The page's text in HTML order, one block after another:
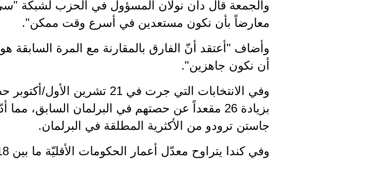
والجمعة قال دان نولان المسؤول في الحزب لشبكة "سي
معارضاً بأن نكون مستعدين في أسرع وقت ممكن".
وأضاف "أعتقد أنّ الفارق بالمقارنة مع المرة السابقة هو
أن نكون جاهزين".
بزيادة 26 مقعداً عن حصتهم في البرلمان السابق،
جاستن ترودو من الأكثرية المطلقة في البرلمان.
وفي كندا يتراوح معدّل أعمار الحكومات الأقليّة ما بين 18 و24 شهراً.